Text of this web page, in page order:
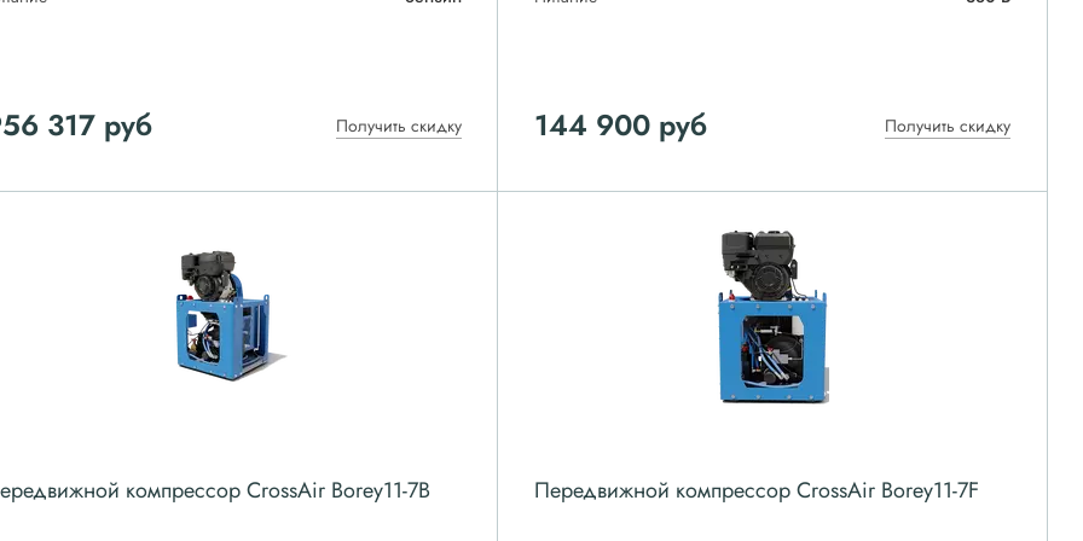
317 руб Получить скидку 144 900руб Получить скидку
компрессор CrossAir Borey11-7B Передвижной компрессор CrossAir Borey11-7F